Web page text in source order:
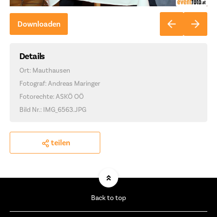
Downloaden
Details
Ort: Mauthausen
Fotograf: Andreas Maringer
Fotorechte: ASKÖ OÖ
Bild Nr.: IMG_6563.JPG
teilen
Back to top